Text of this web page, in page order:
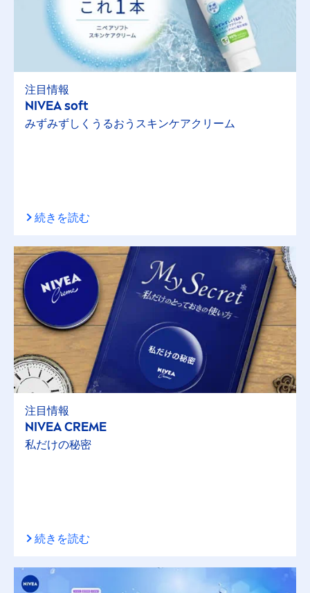
注目情報
NIVEAsoft
みずみずしくうるおうスキンケアクリーム
続きを読む
注目情報
NIVEACREME
私だけの秘密
続きを読む